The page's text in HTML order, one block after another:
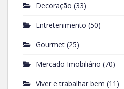
Decoração (33)
Entretenimento (50)
Gourmet (25)
Mercado Imobiliário (70)
Viver e trabalhar bem (11)